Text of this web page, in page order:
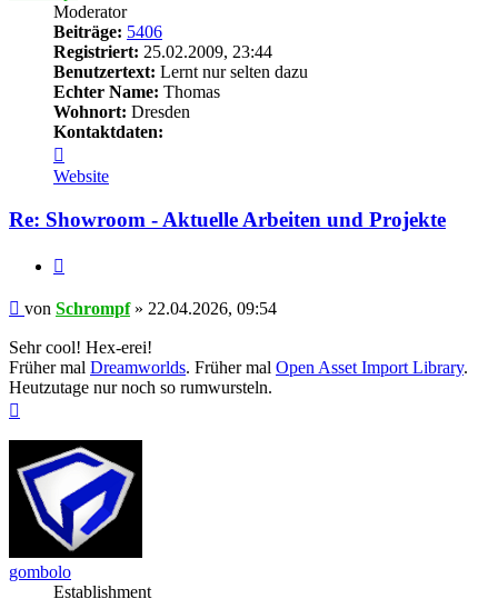
Moderator
Beiträge: 5406
Registriert: 25.02.2009, 23:44
Benutzertext: Lernt nur selten dazu
Echter Name: Thomas
Wohnort: Dresden
Kontaktdaten:
von
Schrompf
Website
Re: Showroom - Aktuelle Arbeiten und Projekte
Beitrag
von Schrompf» 22.04.2026, 09:54
Sehr cool! Hex-erei!
Früher mal Dreamworlds. Früher mal Open Asset Import Library.
Heutzutage nur noch so rumwursteln.
gombolo
Establishment